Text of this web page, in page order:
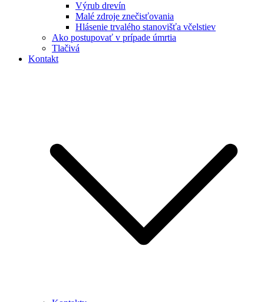
Výrub drevín
Malé zdroje znečisťovania
Hlásenie trvalého stanovišťa včelstiev
Ako postupovať v prípade úmrtia
Tlačivá
Kontakt